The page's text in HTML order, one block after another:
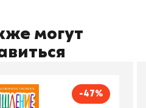
могут
-47%